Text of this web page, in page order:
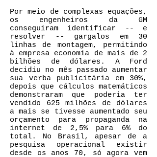
Por meio de complexas equações,
os engenheiros da GM
conseguiram identificar -- e
resolver -- gargalos em 30
linhas de montagem, permitindo
à empresa economia de mais de 2
bilhões de dólares. A Ford
decidiu no mês passado aumentar
sua verba publicitária em 30%,
depois que cálculos matemáticos
demonstraram que poderia ter
vendido 625 milhões de dólares
a mais se tivesse aumentado seu
orçamento para propaganda na
internet de 2,5% para 6% do
total. No Brasil, apesar de a
pesquisa operacional existir
desde os anos 70, só agora vem